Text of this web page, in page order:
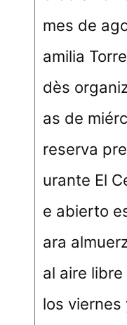
mes de
amilia
dès
as de
reserva
urante El
e abierto
ara
al aire
los viernes